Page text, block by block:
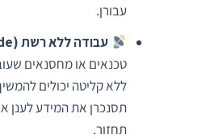
עבורן.
עבודה ללא רשת (Offline Mode):
טכנאים או מחסנאים
ללא קליטה יכולים
תסנכרן את המידע לענן
תחזור.